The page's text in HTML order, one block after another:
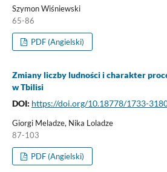
Szymon Wiśniewski
65-86
PDF (Angielski)
Zmiany liczby ludności i charakter
w Tbilisi
DOI: https://doi.org/10.18778/1733-
Giorgi Meladze, Nika Loladze
87-103
PDF (Angielski)